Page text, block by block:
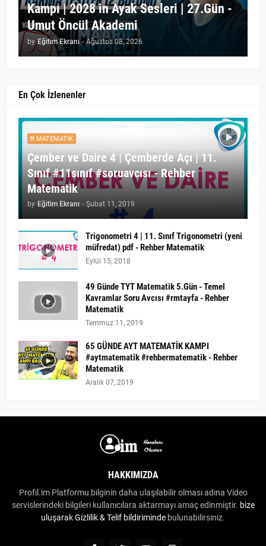
Kampı | 2028 in Ayak Sesleri | 27.Gün -
Umut Öncül Akademi
by Eğitim Ekranı - Ağustos 08, 2026
En Çok İzlenenler
MATEMATIK
Çember ve Daire 4 | Çemberde Açı | 11.
Sınıf #11sınıf #soruavcısı - Rehber
Matematik
by Eğitim Ekranı - Şubat 11, 2019
Trigonometri 4 | 11. Sınıf Trigonometri (yeni
müfredat) pdf - Rehber Matematik
Eylül 15, 2018
49 Günde TYT Matematik 5.Gün - Temel
Kavramlar Soru Avcısı #rmtayfa - Rehber
Matematik
Temmuz 11, 2019
65 GÜNDE AYT MATEMATİK KAMPI
#aytmatematik #rehbermatematik - Rehber
Matematik
Aralık 07, 2019
HAKKIMIZDA
Profil.im Platformu bilginin daha ulaşılabilir olması adına Video
servislerindeki bilgileri kullanıcılara aktarmayı amaç edinmiştir. bize
uluşarakGizlilik & Telif bildiriminde bulunabilirsiniz.